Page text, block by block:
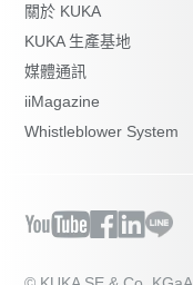
關於 KUKA
KUKA 生產基地
媒體通訊
iiMagazine
Whistleblower System